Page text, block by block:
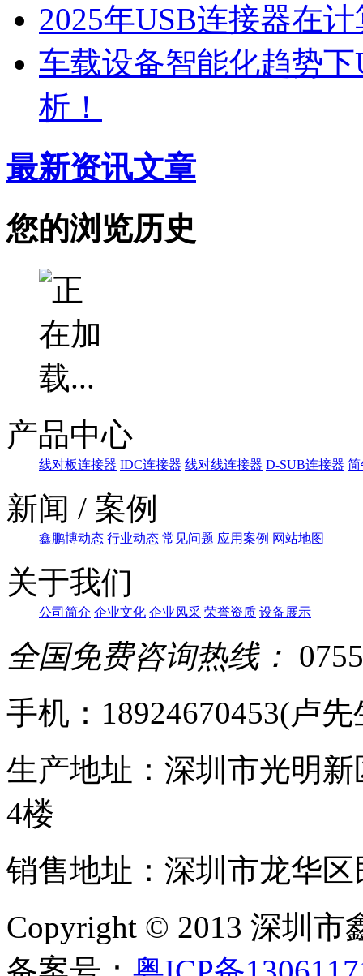
2025年USB连接器在
车载设备智能化趋势
析！
最新资讯文章
您的浏览历史
产品中心
线对板连接器 IDC连接器 线对线连接器 D-SUB连接器 简
新闻 / 案例
鑫鹏博动态 行业动态 常见问题 应用案例 网站地图
关于我们
公司简介 企业文化 企业风采 荣誉资质 设备展示
全国免费咨询热线：
手机：18924670453(卢
生产地址：深圳市光明
4楼
销售地址：深圳市龙华
Copyright © 2013 深